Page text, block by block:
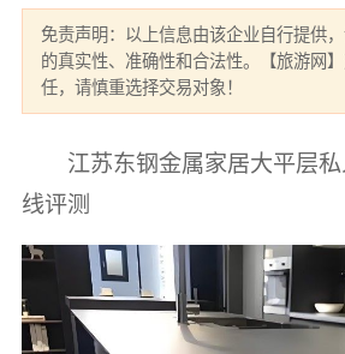
免责声明：以上信息由该企业自行提供
的真实性、准确性和合法性。【旅游网
任，请慎重选择交易对象！
江苏东钢金属家居大平层
线评测